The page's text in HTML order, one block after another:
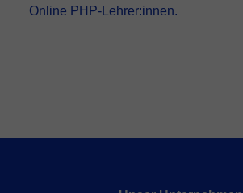
Online PHP-Lehrer:innen.